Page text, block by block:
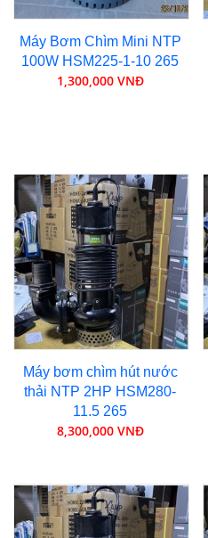
Máy Bơm Chìm Mini NTP
100W HSM225-1-10 265
1,300,000 VNĐ
Máy bơm chìm hút nước
thải NTP 2HP HSM280-
11.5 265
8,300,000 VNĐ